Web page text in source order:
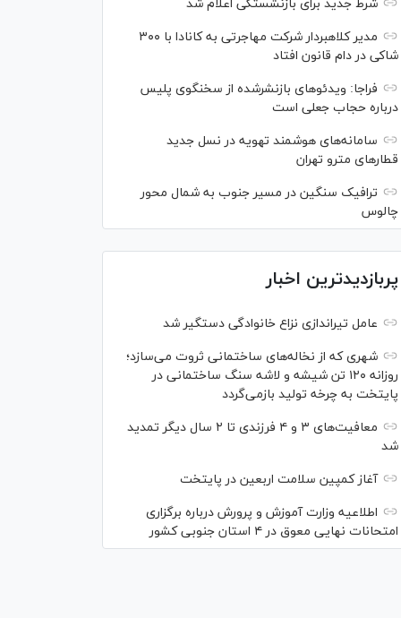
شرط جدید برای بازنشستگی اعلام شد
مدیر کلاهبردار شرکت مهاجرتی به کانادا با ۳۰۰
شاکی در دام قانون افتاد
فراجا: ویدئو‌های بازنشرشده از سخنگوی پلیس
درباره حجاب جعلی است
سامانه‌های هوشمند تهویه در نسل جدید
قطار‌های مترو تهران
ترافیک سنگین در مسیر جنوب به شمال محور
چالوس
پربازدیدترین اخبار
عامل تیراندازی نزاع خانوادگی دستگیر شد
شهری که از نخاله‌های ساختمانی ثروت می‌سازد؛
روزانه ۱۲۰ تن شیشه و لاشه سنگ ساختمانی در
پایتخت به چرخه تولید بازمی‌گردد
معافیت‌های ۳ و ۴ فرزندی تا ۲ سال دیگر تمدید
شد
آغاز کمپین سلامت اربعین در پایتخت
اطلاعیه وزارت آموزش و پرورش درباره برگزاری
امتحانات نهایی معوق در ۴ استان جنوبی کشور